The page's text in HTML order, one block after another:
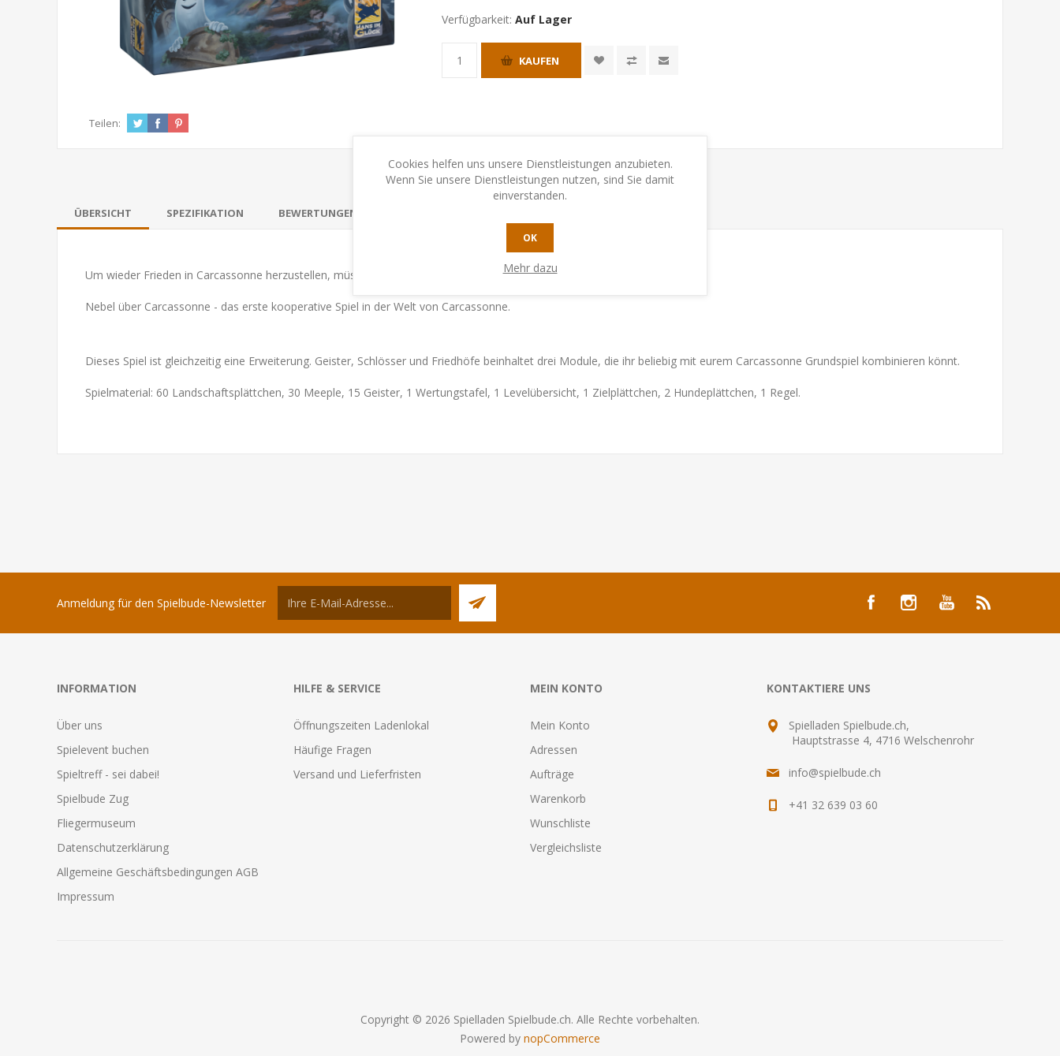
Verfügbarkeit: Auf Lager
KAUFEN
Teilen:
ÜBERSICHT SPEZIFIKATION BEWERTUNGEN
Um wieder Frieden in Carcassonne herzustellen, müsst ihr gemeinsam die rastlosen Geister besänftigen.
Nebel über Carcassonne - das erste kooperative Spiel in der Welt von Carcassonne.
Dieses Spiel ist gleichzeitig eine Erweiterung. Geister, Schlösser und Friedhöfe beinhaltet drei Module, die ihr beliebig mit eurem Carcassonne Grundspiel kombinieren könnt.
Spielmaterial: 60 Landschaftsplättchen, 30 Meeple, 15 Geister, 1 Wertungstafel, 1 Levelübersicht, 1 Zielplättchen, 2 Hundeplättchen, 1 Regel.
Anmeldung für den Spielbude-Newsletter
INFORMATION
Über uns
Spielevent buchen
Spieltreff - sei dabei!
Spielbude Zug
Fliegermuseum
Datenschutzerklärung
Allgemeine Geschäftsbedingungen AGB
Impressum
HILFE & SERVICE
Öffnungszeiten Ladenlokal
Häufige Fragen
Versand und Lieferfristen
MEIN KONTO
Mein Konto
Adressen
Aufträge
Warenkorb
Wunschliste
Vergleichsliste
KONTAKTIERE UNS
Spielladen Spielbude.ch,
Hauptstrasse 4, 4716 Welschenrohr
info@spielbude.ch
+41 32 639 03 60
Copyright © 2026 Spielladen Spielbude.ch. Alle Rechte vorbehalten.
Powered by nopCommerce
Cookies helfen uns unsere Dienstleistungen anzubieten.
Wenn Sie unsere Dienstleistungen nutzen, sind Sie damit
einverstanden.
OK
Mehr dazu